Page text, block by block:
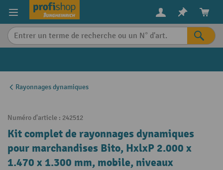
content
Rayonnages dynamiques
Numéro d'article : 242512
Kit complet de rayonnages dynamiques
pour marchandises Bito, HxlxP 2.000 x
1.470 x 1.300 mm, mobile, niveaux